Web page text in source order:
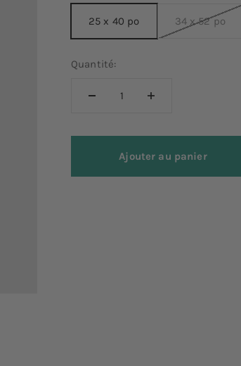
25 x 40 po 34 x 52 po
Quantité:
Ajouter au panier